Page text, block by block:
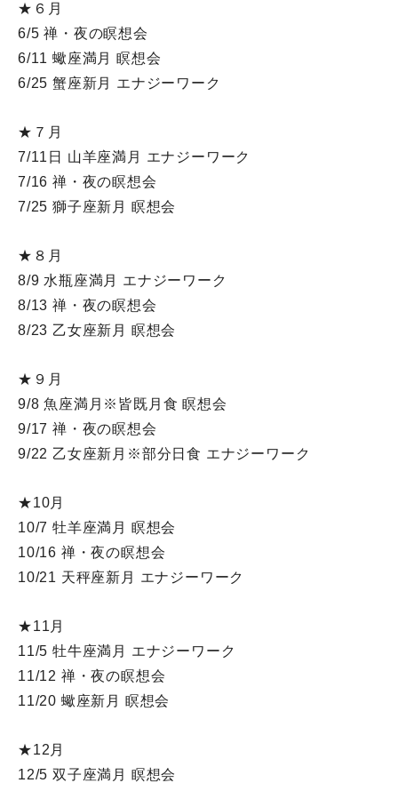
★６月
6/5 禅・夜の瞑想会
6/11 蠍座満月 瞑想会
6/25 蟹座新月 エナジーワーク
★７月
7/11日 山羊座満月 エナジーワーク
7/16 禅・夜の瞑想会
7/25 獅子座新月 瞑想会
★８月
8/9 水瓶座満月 エナジーワーク
8/13 禅・夜の瞑想会
8/23 乙女座新月 瞑想会
★９月
9/8 魚座満月※皆既月食 瞑想会
9/17 禅・夜の瞑想会
9/22 乙女座新月※部分日食 エナジーワーク
★10月
10/7 牡羊座満月 瞑想会
10/16 禅・夜の瞑想会
10/21 天秤座新月 エナジーワーク
★11月
11/5 牡牛座満月 エナジーワーク
11/12 禅・夜の瞑想会
11/20 蠍座新月 瞑想会
★12月
12/5 双子座満月 瞑想会